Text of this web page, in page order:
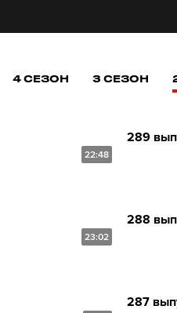
4 СЕЗОН 3 СЕЗОН
22:48
289
23:02
288
287